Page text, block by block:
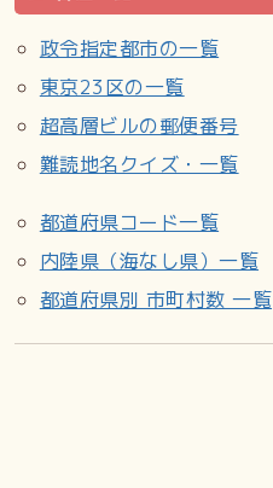
政令指定都市の一覧
東京23区の一覧
超高層ビルの郵便番号
難読地名クイズ・一覧
都道府県コード一覧
内陸県（海なし県）一覧
都道府県別 市町村数 一覧